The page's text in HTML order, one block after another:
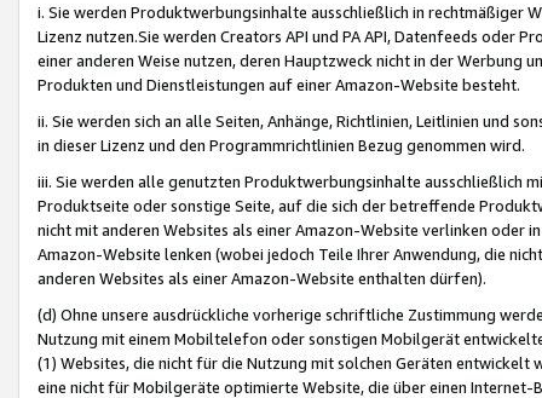
i. Sie werden Produktwerbungsinhalte ausschließlich in rechtmäßiger
Lizenz nutzen.Sie werden Creators API und PA API, Datenfeeds oder
einer anderen Weise nutzen, deren Hauptzweck nicht in der Werbung
Produkten und Dienstleistungen auf einer Amazon-Website besteht.
ii. Sie werden sich an alle Seiten, Anhänge, Richtlinien, Leitlinien und
in dieser Lizenz und den Programmrichtlinien Bezug genommen wird.
iii. Sie werden alle genutzten Produktwerbungsinhalte ausschließlich
Produktseite oder sonstige Seite, auf die sich der betreffende
nicht mit anderen Websites als einer Amazon-Website verlinken oder
Amazon-Website lenken (wobei jedoch Teile Ihrer Anwendung, die
anderen Websites als einer Amazon-Website enthalten dürfen).
(d) Ohne unsere ausdrückliche vorherige schriftliche Zustimmung
Nutzung mit einem Mobiltelefon oder sonstigen Mobilgerät
(1) Websites, die nicht für die Nutzung mit solchen Geräten
eine nicht für Mobilgeräte optimierte Website, die über einen